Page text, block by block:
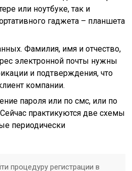
или ноутбуке, так и
гаджета – планшета
Фамилия, имя и отчество,
электронной почты нужны
и подтверждения, что
компании.
пароля или по смс, или по
практикуются две схемы
периодически
процедуру регистрации в